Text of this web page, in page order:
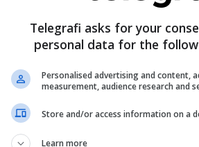
agjendë thirrja e ambasadorët
të shihet si përmbyllet çështja e
stabilitetin institucional në
adresoi edhe deputetja tjetër
komisionit nga radhët e LVV-së,
Telegrafi asks for your
personal data for the
Personalised advertising and content,
measurement, audience research and
Store and/or access information on a
Learn more